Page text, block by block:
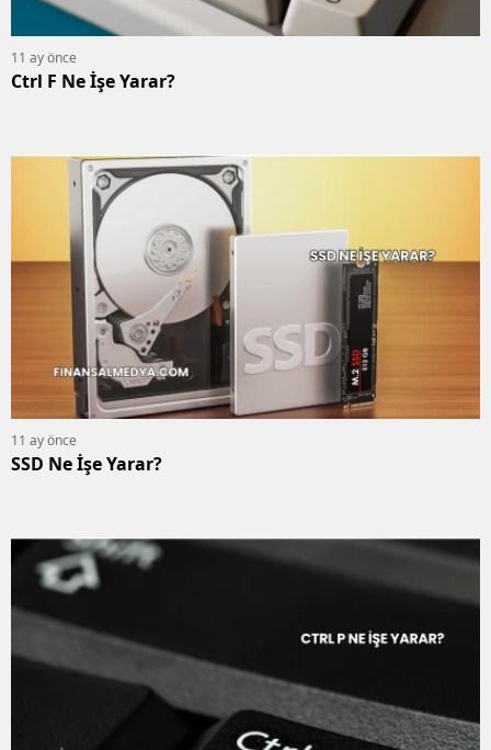
11 ay önce
Ctrl F Ne İşe Yarar?
11 ay önce
SSD Ne İşe Yarar?